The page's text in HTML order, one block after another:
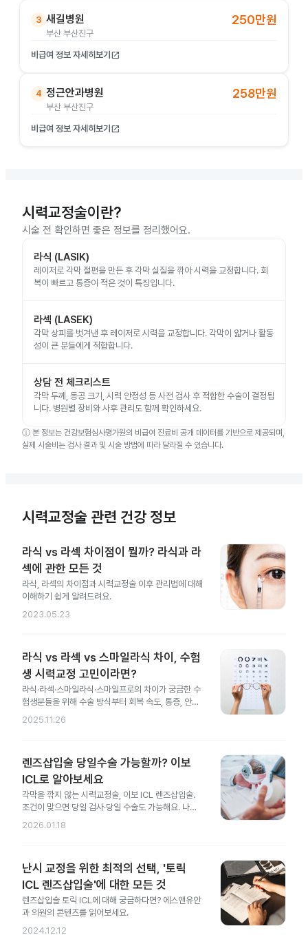
3 새길병원
부산 부산진구
250만원
비급여 정보 자세히보기 open_in_new
4 정근안과병원
부산 부산진구
258만원
비급여 정보 자세히보기 open_in_new
시력교정술이란?
시술 전 확인하면 좋은 정보를 정리했어요.
라식 (LASIK)
레이저로 각막 절편을 만든 후 각막 실질을 깎아 시력을 교정합니다. 회
복이 빠르고 통증이 적은 것이 특징입니다.
라섹 (LASEK)
각막 상피를 벗겨낸 후 레이저로 시력을 교정합니다. 각막이 얇거나 활동
성이 큰 분들에게 적합합니다.
상담 전 체크리스트
각막 두께, 동공 크기, 시력 안정성 등 사전 검사 후 적합한 수술이 결정됩
니다. 병원별 장비와 사후 관리도 함께 확인하세요.
ⓘ 본 정보는 건강보험심사평가원의 비급여 진료비 공개 데이터를 기반으로 제공되며,
실제 시술비는 검사 결과 및 시술 방법에 따라 달라질 수 있습니다.
시력교정술 관련 건강 정보
라식 vs 라섹 차이점이 뭘까? 라식과 라
섹에 관한 모든 것
라식, 라섹의 차이점과 시력교정술 이후 관리법에 대해
이해하기 쉽게 알려드려요.
2023.05.23
라식 vs 라섹 vs 스마일라식 차이, 수험
생 시력교정 고민이라면?
라식·라섹·스마일라식·스마일프로의 차이가 궁금한 수
험생분들을 위해 수술 방식부터 회복 속도, 통증, 안전
성 차이까지 한 번에 정리했어요.
2025.11.26
렌즈삽입술 당일수술 가능할까? 이보
ICL로 알아보세요
각막을 깎지 않는 시력교정술, 이보 ICL 렌즈삽입술.
조건이 맞으면 당일 검사·당일 수술도 가능해요. 나에
게도 가능한지 지금 확인해 보세요.
2026.01.18
난시 교정을 위한 최적의 선택, '토릭
ICL 렌즈삽입술'에 대한 모든 것
렌즈삽입술 토릭 ICL에 대해 궁금하다면? 에스앤유안
과 의원의 콘텐츠를 읽어보세요.
2024.12.12